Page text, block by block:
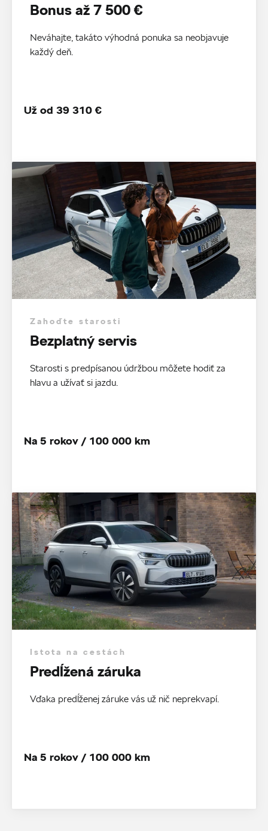
Bonus až 7 500 €
Neváhajte, takáto výhodná ponuka sa neobjavuje
každý deň.
Už od 39 310 €
Zahoďte starosti
Bezplatný servis
Starosti s predpísanou údržbou môžete hodiť za
hlavu a užívať si jazdu.
Na 5 rokov / 100 000 km
Istota na cestách
Predĺžená záruka
Vďaka predĺženej záruke vás už nič neprekvapí.
Na 5 rokov / 100 000 km